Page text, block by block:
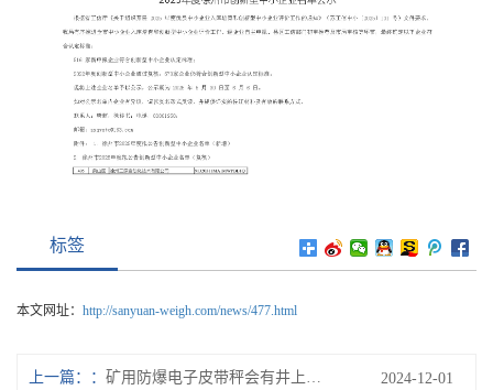
标签
本文网址： http://sanyuan-weigh.com/news/477.html
上一篇： 矿用防爆电子皮带秤会有井上和井下之分？ 2024-12-01